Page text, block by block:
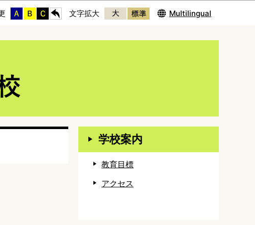
文字拡大 Multilingual
学校案内
教育目標
アクセス